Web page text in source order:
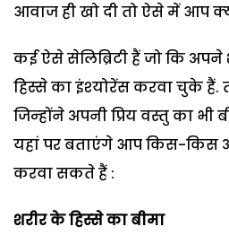
आवाज ही खो दी तो ऐसे में आप
कई ऐसे सेलिब्रिटी हैं जो कि
हिस्‍से का इंश्‍योरेंस करवा चुके हैं.
जिन्‍होंने अपनी प्रिय वस्‍तु का
यहां पर बताएंगे आप किस-किस
करवा सकते हैं :
शरीर के हिस्‍से का बीमा